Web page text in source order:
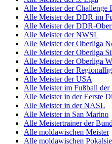
Alle Meister der Challenge
Alle Meister der DDR im
Alle Meister der DDR-
Alle Meister der NWSL
Alle Meister der Oberliga
Alle Meister der Oberliga
Alle Meister der Oberliga
Alle Meister der
Alle Meister der USA
Alle Meister im Fußball der
Alle Meister in der Eerste
Alle Meister in der NASL
Alle Meister in San Marino
Alle Meistertrainer der
Alle moldawischen Meister
Alle moldawischen